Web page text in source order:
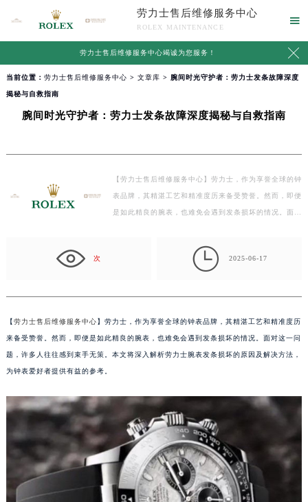
劳力士售后维修服务中心
ROLEX MAINTENANCE

劳力士售后维修服务中心竭诚为您服务！ 
当前位置： 劳力士售后维修服务中心 > 文章库 > 腕间时光守护者：劳力士发条故障深度
揭秘与自救指南
腕间时光守护者：劳力士发条故障深度揭秘与自救指南
【劳力士售后维修服务中心】劳力士，作为享誉全球的钟
表品牌，其精湛工艺和精准度历来备受赞誉。然而，即便
是如此精良的腕表，也难免会遇到发条损坏的情况。面
次  2025-06-17
【劳力士售后维修服务中心】劳力士，作为享誉全球的钟表品牌，其精湛工艺和精准度历
来备受赞誉。然而，即便是如此精良的腕表，也难免会遇到发条损坏的情况。面对这一问
题，许多人往往感到束手无策。本文将深入解析劳力士腕表发条损坏的原因及解决方法，
为钟表爱好者提供有益的参考。